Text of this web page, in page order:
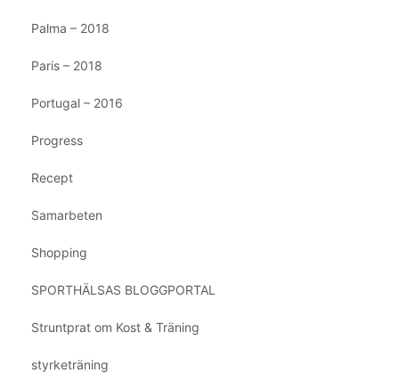
Palma – 2018
Paris – 2018
Portugal – 2016
Progress
Recept
Samarbeten
Shopping
SPORTHÄLSAS BLOGGPORTAL
Struntprat om Kost & Träning
styrketräning